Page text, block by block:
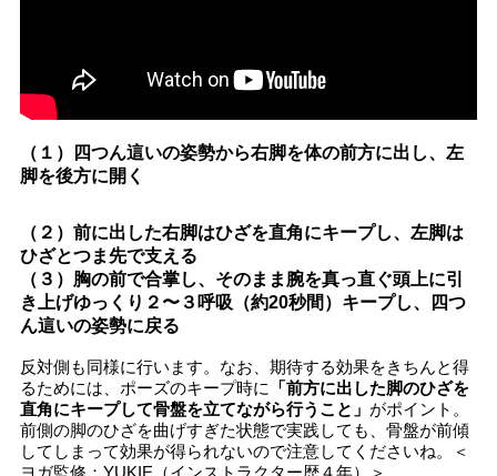
（１）四つん這いの姿勢から右脚を体の前方に出し、左
脚を後方に開く
（２）前に出した右脚はひざを直角にキープし、左脚は
ひざとつま先で支える
（３）胸の前で合掌し、そのまま腕を真っ直ぐ頭上に引
き上げゆっくり２〜３呼吸（約20秒間）キープし、四つ
ん這いの姿勢に戻る
反対側も同様に行います。なお、期待する効果をきちんと得
るためには、ポーズのキープ時に
「前方に出した脚のひざを
直角にキープして骨盤を立てながら行うこと」 がポイント。
前側の脚のひざを曲げすぎた状態で実践しても、骨盤が前傾
してしまって効果が得られないので注意してくださいね。＜
ヨガ監修：YUKIE（インストラクター歴４年）＞